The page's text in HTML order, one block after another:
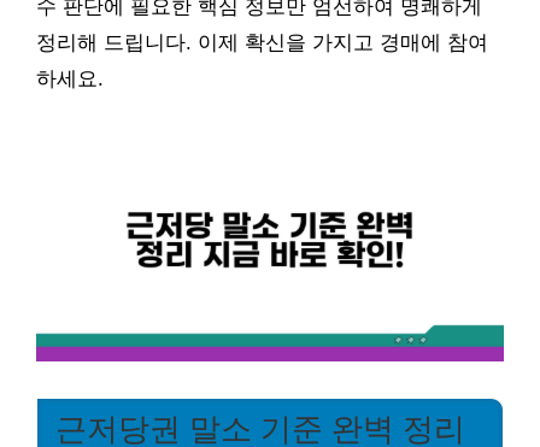
수 판단에 필요한 핵심 정보만 엄선하여 명쾌하게
정리해 드립니다. 이제 확신을 가지고 경매에 참여
하세요.
근저당권 말소 기준 완벽 정리